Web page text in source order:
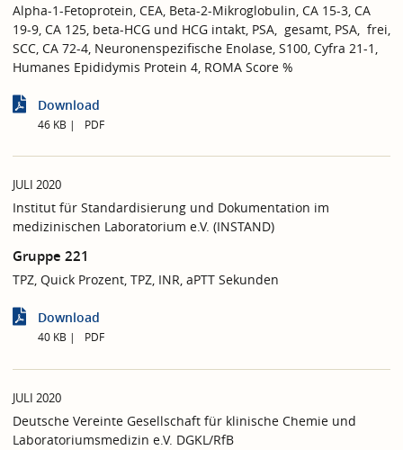
Alpha-1-Fetoprotein, CEA, Beta-2-Mikroglobulin, CA 15-3, CA
19-9, CA 125, beta-HCG und HCG intakt, PSA, gesamt, PSA, frei,
SCC, CA 72-4, Neuronenspezifische Enolase, S100, Cyfra 21-1,
Humanes Epididymis Protein 4, ROMA Score %
Download
46 KB PDF
JULI 2020
Institut für Standardisierung und Dokumentation im
medizinischen Laboratorium e.V. (INSTAND)
Gruppe 221
TPZ, Quick Prozent, TPZ, INR, aPTT Sekunden
Download
40 KB PDF
JULI 2020
Deutsche Vereinte Gesellschaft für klinische Chemie und
Laboratoriumsmedizin e.V. DGKL/RfB